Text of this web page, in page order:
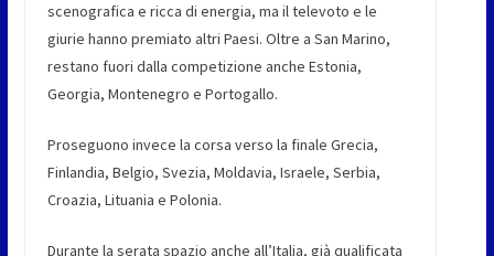
scenografica e ricca di energia, ma il televoto e le
giurie hanno premiato altri Paesi. Oltre a San Marino,
restano fuori dalla competizione anche Estonia,
Georgia, Montenegro e Portogallo.
Proseguono invece la corsa verso la finale Grecia,
Finlandia, Belgio, Svezia, Moldavia, Israele, Serbia,
Croazia, Lituania e Polonia.
Durante la serata spazio anche all’Italia, già qualificata